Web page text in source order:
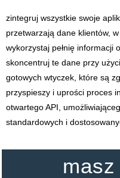
zintegruj wszystkie swoje
przetwarzają dane klientów,
wykorzystaj pełnię informacji
skoncentruj te dane przy
gotowych wtyczek, które są
przyspieszy i uprości proces
otwartego API,
standardowych i